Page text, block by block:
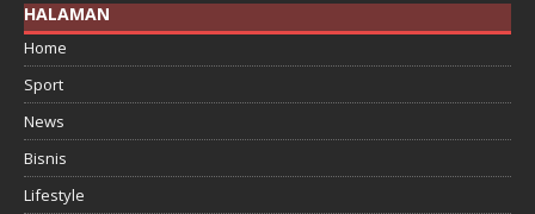
HALAMAN
Home
Sport
News
Bisnis
Lifestyle